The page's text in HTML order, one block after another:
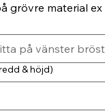
grövre material ex
& höjd)